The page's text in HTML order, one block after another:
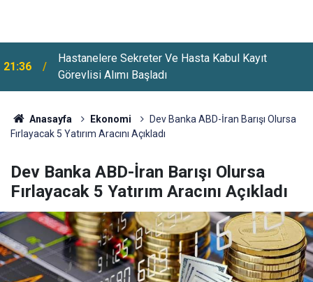
21:36
Hastanelere Sekreter Ve Hasta Kabul Kayıt
Görevlisi Alımı Başladı
Anasayfa Ekonomi
Dev Banka ABD-İran Barışı Olursa
Fırlayacak 5 Yatırım Aracını Açıkladı
Dev Banka ABD-İran Barışı Olursa
Fırlayacak 5 Yatırım Aracını Açıkladı